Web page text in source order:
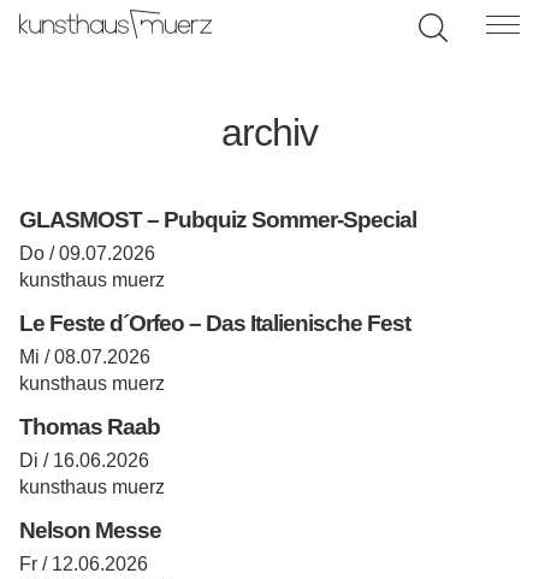
archiv
GLASMOST – Pubquiz Sommer-Special
Do / 09.07.2026
kunsthaus muerz
Le Feste d´Orfeo – Das Italienische Fest
Mi / 08.07.2026
kunsthaus muerz
Thomas Raab
Di / 16.06.2026
kunsthaus muerz
Nelson Messe
Fr / 12.06.2026